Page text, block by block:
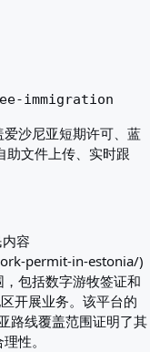
immigration
沙尼亚短期许可、蓝
文件上传、实时跟
容
permit-in-estonia/)
包括数字游牧签证和
开展业务。该平台的
路线覆盖范围证明了其
性。